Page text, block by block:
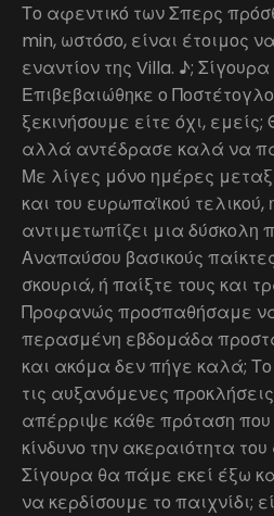
Το αφεντικό των Σπερς
min, ωστόσο, είναι έτοιμος
εναντίον της Villa. ♪;
Επιβεβαιώθηκε ο
ξεκινήσουμε είτε όχι,
αλλά αντέδρασε καλά να
Με λίγες μόνο ημέρες
και του ευρωπαϊκού
αντιμετωπίζει μια δύσκολη
Αναπαύσου βασικούς
σκουριά, ή παίξτε τους και
Προφανώς προσπαθήσαμε
περασμένη εβδομάδα
και ακόμα δεν πήγε καλά;
τις αυξανόμενες
απέρριψε κάθε πρόταση
κίνδυνο την ακεραιότητα
Σίγουρα θα πάμε εκεί έξω
να κερδίσουμε το παιχνίδι;